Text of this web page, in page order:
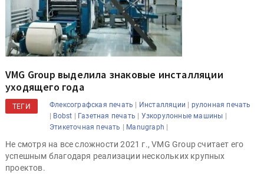
VMG Group выделила знаковые инсталляции
уходящего года
ТЕГИ Флексографская печать | Инсталляции | рулонная печать
| Bobst | Газетная печать | Узкорулонные машины |
Этикеточная печать | Manugraph |
Не смотря на все сложности 2021 г., VMG Group считает его
успешным благодаря реализации нескольких крупных
проектов.